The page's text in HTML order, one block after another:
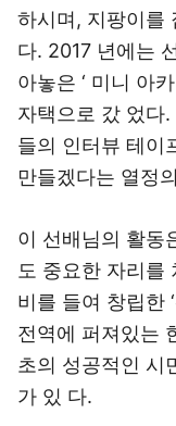
하시며, 지팡이를
다. 2017 년에는
아놓은 ‘ 미니 아
자택으로 갔 었다
들의 인터뷰 테이
만들겠다는 열정
이 선배님의 활동
도 중요한 자리를
비를 들여 창립한
전역에 퍼져있는
초의 성공적인 시
가 있 다.